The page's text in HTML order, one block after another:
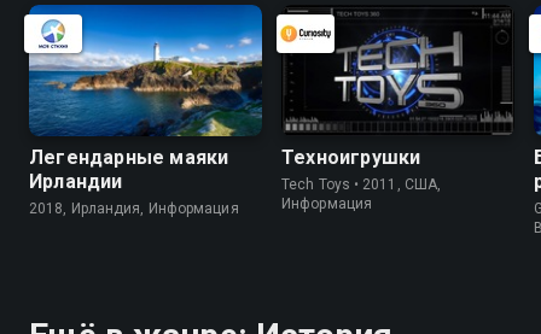
Легендарные маяки
Ирландии
2018, Ирландия, Информация
Техноигрушки
Tech Toys • 2011, США,
Информация